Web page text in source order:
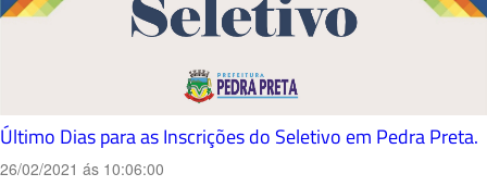
Último Dias para as Inscrições do Seletivo em Pedra Preta.
26/02/2021 ás 10:06:00